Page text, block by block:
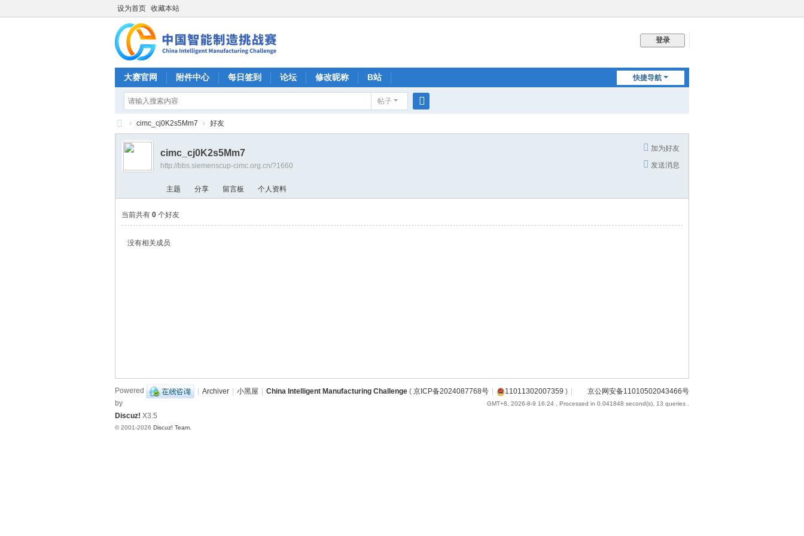
设为首页 收藏本站
登录
快捷导航
大赛官网 附件中心 每日签到 论坛 修改昵称 B站
帖子
索
CI
国
智
› cimc_cj0K2s5Mm7 › 好友
加为好友
发送消息
cimc_cj0K2s5Mm7
http://bbs.siemenscup-cimc.org.cn/?1660
主题 分享 留言板 个人资料
当前共有 0 个好友
没有相关成员
| Archiver | 小黑屋 | China Intelligent Manufacturing Challenge ( 京ICP备2024087768号 | 11011302007359 ) | 京公网安备11010502043466号
GMT+8, 2026-8-9 16:24 , Processed in 0.041848 second(s), 13 queries .
Powered
by
Discuz! X3.5
© 2001-2026 Discuz! Team